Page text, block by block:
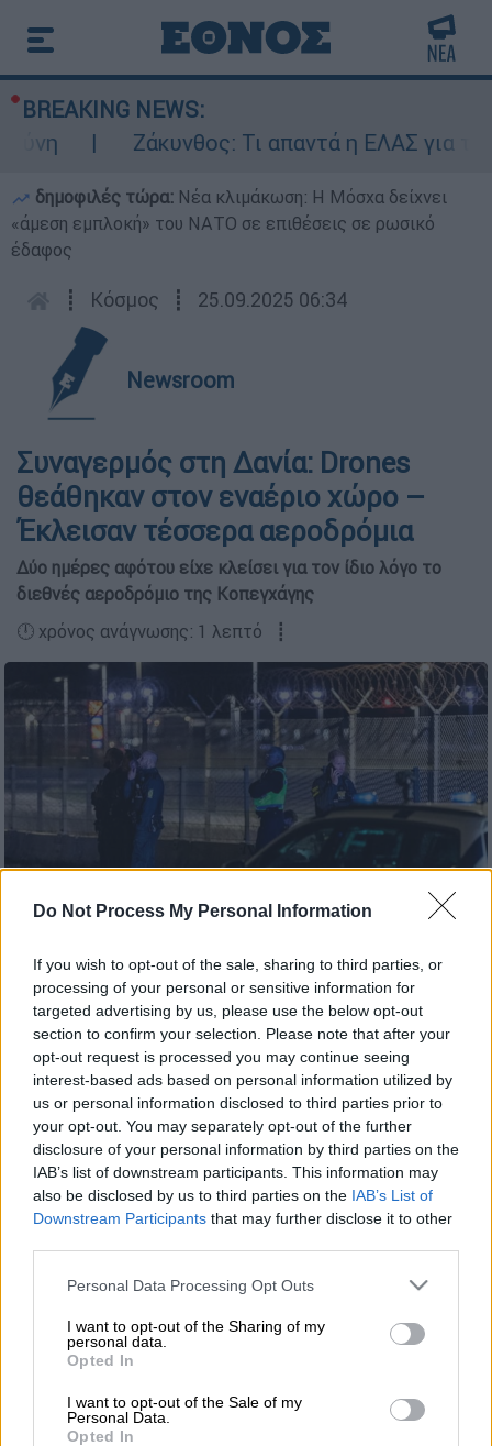
Do Not Process My Personal Information
If you wish to opt-out of the sale, sharing to third parties, or
processing of your personal or sensitive information for
targeted advertising by us, please use the below opt-out
section to confirm your selection. Please note that after your
opt-out request is processed you may continue seeing
interest-based ads based on personal information utilized by
us or personal information disclosed to third parties prior to
your opt-out. You may separately opt-out of the further
disclosure of your personal information by third parties on the
IAB’s list of downstream participants. This information may
also be disclosed by us to third parties on the IAB’s List of
Downstream Participants that may further disclose it to other
Please note that this website/app uses one or more Google
not limited to your visit or usage behaviour. You may click to
grant or deny consent to Google and its third-party tags to
use your data for below specified purposes in below Google
consent section.
Personal Data Processing Opt Outs
I want to opt-out of the Sharing of my
personal data.
Opted In
I want to opt-out of the Sale of my
Personal Data.
Opted In
BREAKING NEWS:
Ζάκυνθος: Τι απαντά η ΕΛΑΣ για
δημοφιλές τώρα: Νέα κλιμάκωση: Η Μόσχα δείχνει
«άμεση εμπλοκή» του ΝΑΤΟ σε επιθέσεις σε ρωσικό
έδαφος
┋ Κόσμος ┋ 25.09.2025 06:34
Newsroom
Συναγερμός στη Δανία: Drones
θεάθηκαν στον εναέριο χώρο –
Έκλεισαν τέσσερα αεροδρόμια
Δύο ημέρες αφότου είχε κλείσει για τον ίδιο λόγο το
διεθνές αεροδρόμιο της Κοπεγχάγης
🕛 χρόνος ανάγνωσης: 1 λεπτό ┋
Η Δανία αντιμετωπίζει «σημαντική απειλή δολιοφθοράς» (AP)
Προσθέστε το ΕΘΝΟΣ στη Google
Τέσσερα αεροδρόμια στηΔανία έχουν
αναστείλει τη λειτουργία τους εξαιτίας μη
επανδρωμένων αεροσκαφών που θεάθηκαν
σε διάφορα σημεία της χώρας, ανακοίνωσε
σήμερα η αστυνομία, δύο ημέρες αφότου
είχε κλείσει για τον ίδιο λόγο το διεθνές
τα αεροδρόμια του Άαλμποργκ, του
Έσμπιεργκ, του Σόντερμποργκ και του
Σκρίντστρουπ.
ΔΙΑΒΑΣΤΕ ΕΠΙΣΗΣ